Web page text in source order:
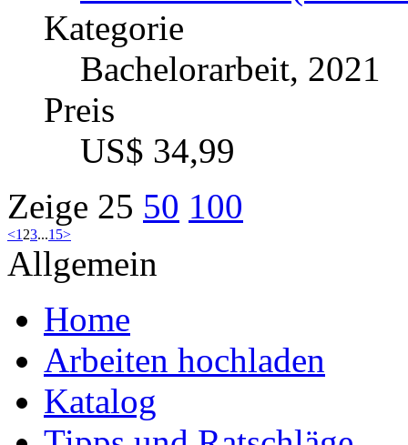
Autor
Olivia Lasok
Kategorie
Bachelorarbeit, 2022
Preis
Nachhaltigkeit durch
eine nachhaltige